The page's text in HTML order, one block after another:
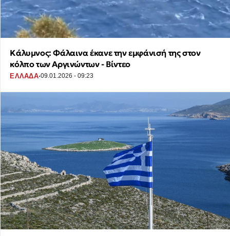
Κάλυμνος: Φάλαινα έκανε την εμφάνισή της στον
κόλπο των Αργινώντων - Βίντεο
ΕΛΛΑΔΑ·09.01.2026 - 09:23